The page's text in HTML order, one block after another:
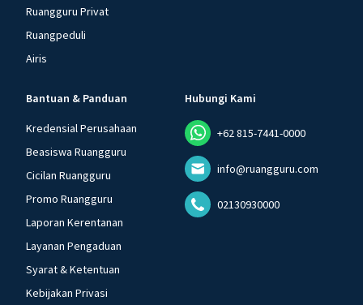
Ruangguru Privat
Ruangpeduli
Airis
Bantuan & Panduan
Kredensial Perusahaan
Beasiswa Ruangguru
Cicilan Ruangguru
Promo Ruangguru
Laporan Kerentanan
Layanan Pengaduan
Syarat & Ketentuan
Kebijakan Privasi
Hubungi Kami
+62 815-7441-0000
info@ruangguru.com
02130930000